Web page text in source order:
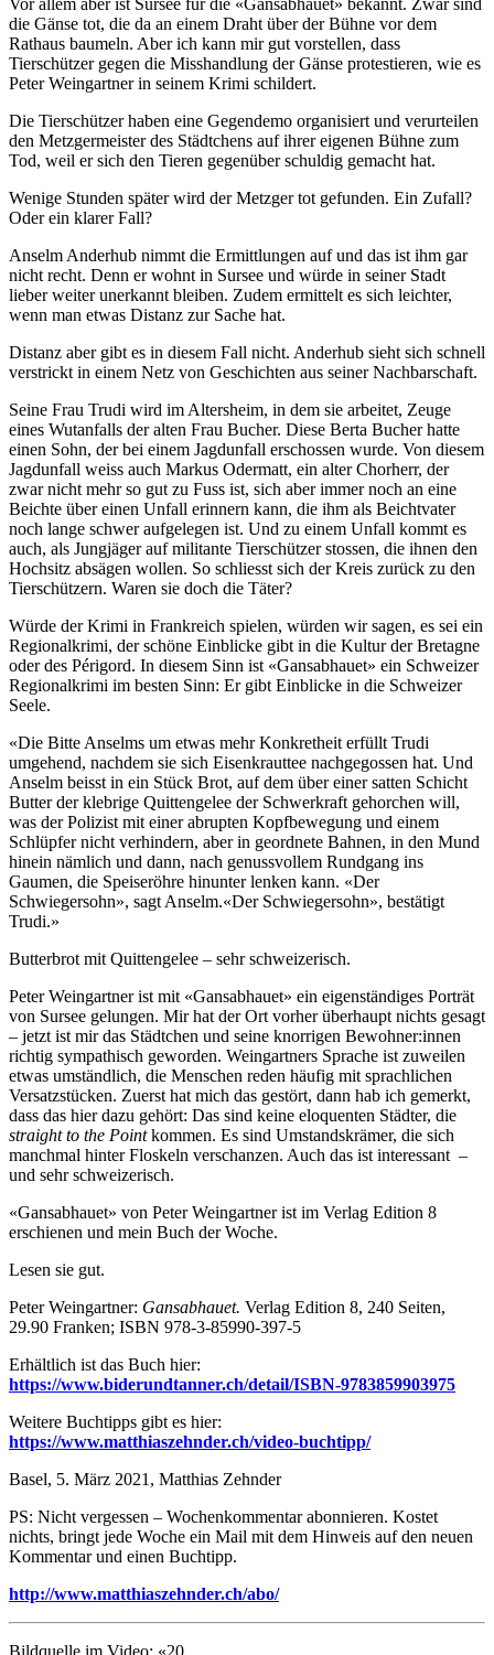
die Gänse tot, die da an einem Draht über der Bühne vor dem
Rathaus baumeln. Aber ich kann mir gut vorstellen, dass
Tierschützer gegen die Misshandlung der Gänse protestieren, wie es
Peter Weingartner in seinem Krimi schildert.
Die Tierschützer haben eine Gegendemo organisiert und verurteilen
den Metzgermeister des Städtchens auf ihrer eigenen Bühne zum
Tod, weil er sich den Tieren gegenüber schuldig gemacht hat.
Wenige Stunden später wird der Metzger tot gefunden. Ein Zufall?
Oder ein klarer Fall?
Anselm Anderhub nimmt die Ermittlungen auf und das ist ihm gar
nicht recht. Denn er wohnt in Sursee und würde in seiner Stadt
lieber weiter unerkannt bleiben. Zudem ermittelt es sich leichter,
wenn man etwas Distanz zur Sache hat.
Distanz aber gibt es in diesem Fall nicht. Anderhub sieht sich schnell
verstrickt in einem Netz von Geschichten aus seiner Nachbarschaft.
Seine Frau Trudi wird im Altersheim, in dem sie arbeitet, Zeuge
eines Wutanfalls der alten Frau Bucher. Diese Berta Bucher hatte
einen Sohn, der bei einem Jagdunfall erschossen wurde. Von diesem
Jagdunfall weiss auch Markus Odermatt, ein alter Chorherr, der
zwar nicht mehr so gut zu Fuss ist, sich aber immer noch an eine
Beichte über einen Unfall erinnern kann, die ihm als Beichtvater
noch lange schwer aufgelegen ist. Und zu einem Unfall kommt es
auch, als Jungjäger auf militante Tierschützer stossen, die ihnen den
Hochsitz absägen wollen. So schliesst sich der Kreis zurück zu den
Tierschützern. Waren sie doch die Täter?
Würde der Krimi in Frankreich spielen, würden wir sagen, es sei ein
Regionalkrimi, der schöne Einblicke gibt in die Kultur der Bretagne
oder des Périgord. In diesem Sinn ist «Gansabhauet» ein Schweizer
Regionalkrimi im besten Sinn: Er gibt Einblicke in die Schweizer
Seele.
«Die Bitte Anselms um etwas mehr Konkretheit erfüllt Trudi
umgehend, nachdem sie sich Eisenkrauttee nachgegossen hat. Und
Anselm beisst in ein Stück Brot, auf dem über einer satten Schicht
Butter der klebrige Quittengelee der Schwerkraft gehorchen will,
was der Polizist mit einer abrupten Kopfbewegung und einem
Schlüpfer nicht verhindern, aber in geordnete Bahnen, in den Mund
hinein nämlich und dann, nach genussvollem Rundgang ins
Gaumen, die Speiseröhre hinunter lenken kann. «Der
Schwiegersohn», sagt Anselm.«Der Schwiegersohn», bestätigt
Trudi.»
Butterbrot mit Quittengelee – sehr schweizerisch.
Peter Weingartner ist mit «Gansabhauet» ein eigenständiges Porträt
von Sursee gelungen. Mir hat der Ort vorher überhaupt nichts gesagt
– jetzt ist mir das Städtchen und seine knorrigen Bewohner:innen
richtig sympathisch geworden. Weingartners Sprache ist zuweilen
etwas umständlich, die Menschen reden häufig mit sprachlichen
Versatzstücken. Zuerst hat mich das gestört, dann hab ich gemerkt,
dass das hier dazu gehört: Das sind keine eloquenten Städter, die
straight to the Pointkommen. Es sind Umstandskrämer, die sich
manchmal hinter Floskeln verschanzen. Auch das ist interessant –
und sehr schweizerisch.
«Gansabhauet» von Peter Weingartner ist im Verlag Edition 8
erschienen und mein Buch der Woche.
Lesen sie gut.
Peter Weingartner: Gansabhauet. Verlag Edition 8, 240 Seiten,
29.90 Franken; ISBN 978-3-85990-397-5
Erhältlich ist das Buch hier:
https://www.biderundtanner.ch/detail/ISBN-9783859903975
Weitere Buchtipps gibt es hier:
https://www.matthiaszehnder.ch/video-buchtipp/
Basel, 5. März 2021, Matthias Zehnder
PS: Nicht vergessen – Wochenkommentar abonnieren. Kostet
nichts, bringt jede Woche ein Mail mit dem Hinweis auf den neuen
Kommentar und einen Buchtipp.
http://www.matthiaszehnder.ch/abo/
Bildquelle im Video: «20